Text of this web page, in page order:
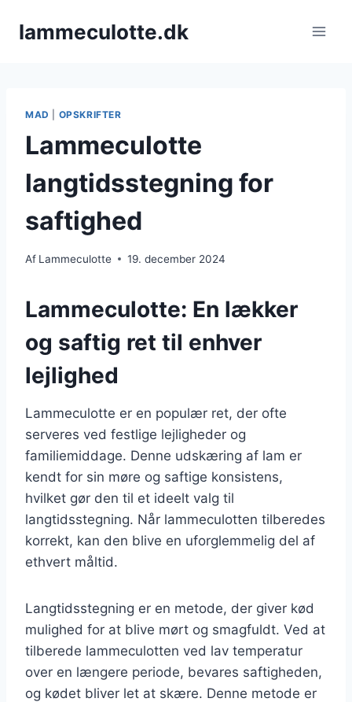
lammeculotte.dk
MAD OPSKRIFTER
Lammeculotte
langtidsstegning for
saftighed
Af Lammeculotte 19. december 2024
Lammeculotte: En lækker
og saftig ret til enhver
lejlighed
Lammeculotte er en populær ret, der ofte
serveres ved festlige lejligheder og
familiemiddage. Denne udskæring af lam er
kendt for sin møre og saftige konsistens,
hvilket gør den til et ideelt valg til
langtidsstegning. Når lammeculotten tilberedes
korrekt, kan den blive en uforglemmelig del af
ethvert måltid.
Langtidsstegning er en metode, der giver kød
mulighed for at blive mørt og smagfuldt. Ved at
tilberede lammeculotten ved lav temperatur
over en længere periode, bevares saftigheden,
og kødet bliver let at skære. Denne metode er